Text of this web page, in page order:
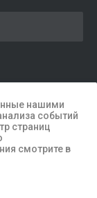
нашими
событий
страниц
смотрите в